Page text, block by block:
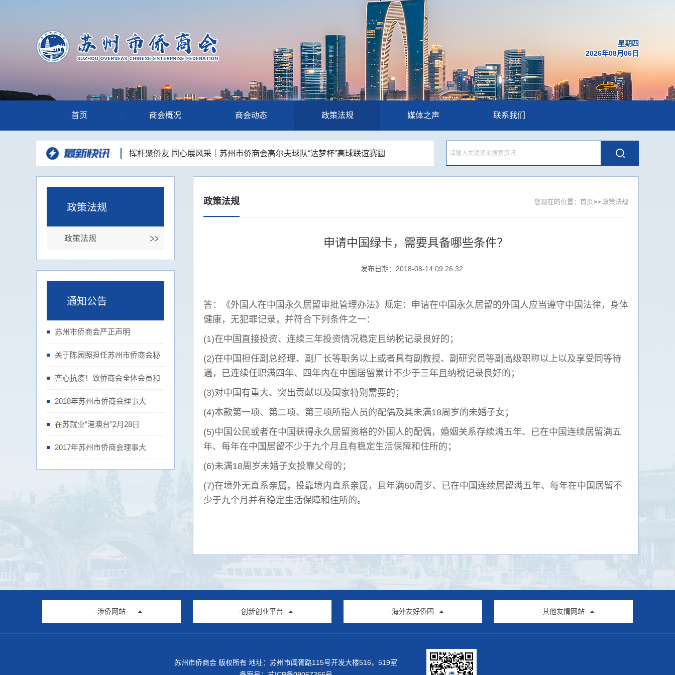
星期四
2026年08月06日
首页 商会概况 商会动态 政策法规 媒体之声 联系我们
挥杆聚侨友 同心展风采｜苏州市侨商会高尔夫球队“达梦杯”高球联谊赛圆
满举办
“和声咏华章·同心向未来”苏州统一战线主题歌会举办 市侨商会登台唱响
侨心颂姑苏
深耕走访凝合力，资源互通促发展—苏州市侨商会走进新晋理事单位开
展企业走访交流活动
党建引领侨校联动 携手共话发展新篇—苏州市侨商会走进东南大学苏州
品人居智慧 悟空间之道--苏州市侨商会人居环境与空间布局国学沙龙顺利
政策法规
政策法规
通知公告
苏州市侨商会严正声明
关于陈园照担任苏州市侨商会秘
齐心抗疫！致侨商会全体会员和
2018年苏州市侨商会理事大
在苏就业“港澳台”2月28日
2017年苏州市侨商会理事大
政策法规 您现在的位置： 首页 政策法规
申请中国绿卡，需要具备哪些条件？
发布日期：2018-08-14 09:26:32
答：《外国人在中国永久居留审批管理办法》规定：申请在中国永久居留的外国人应当遵守中国法律，身体
健康，无犯罪记录，并符合下列条件之一：
(1)在中国直接投资、连续三年投资情况稳定且纳税记录良好的；
(2)在中国担任副总经理、副厂长等职务以上或者具有副教授、副研究员等副高级职称以上以及享受同等待
遇，已连续任职满四年、四年内在中国居留累计不少于三年且纳税记录良好的；
(3)对中国有重大、突出贡献以及国家特别需要的；
(4)本款第一项、第二项、第三项所指人员的配偶及其未满18周岁的未婚子女；
(5)中国公民或者在中国获得永久居留资格的外国人的配偶，婚姻关系存续满五年、已在中国连续居留满五
年、每年在中国居留不少于九个月且有稳定生活保障和住所的；
(6)未满18周岁未婚子女投靠父母的；
(7)在境外无直系亲属，投靠境内直系亲属，且年满60周岁、已在中国连续居留满五年、每年在中国居留不
少于九个月并有稳定生活保障和住所的。
-涉侨网站- -创新创业平台- -海外友好侨团- -其他友情网站-
苏州市侨商会 版权所有 地址：苏州市阊胥路115号开发大楼516，519室